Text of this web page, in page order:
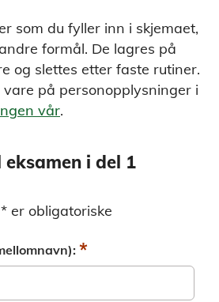
som du fyller inn i skjemaet,
formål. De lagres på
og slettes etter faste rutiner.
på personopplysninger i
vår.
i del 1
er obligatoriske
*